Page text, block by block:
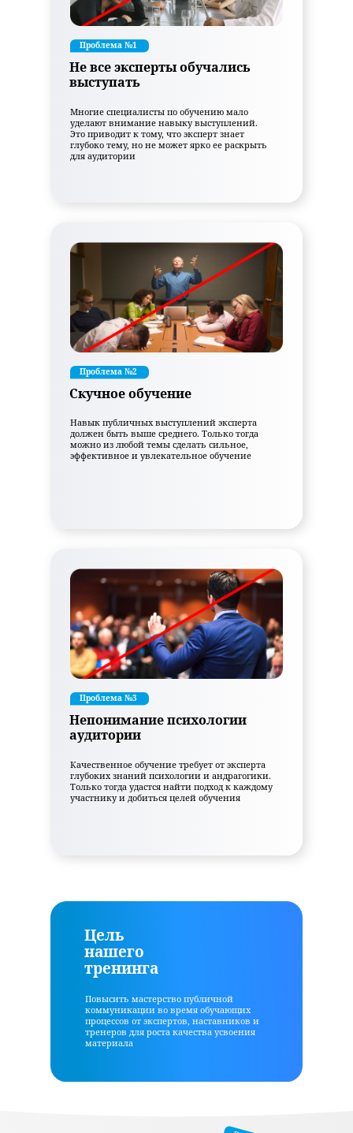
Проблема №1
Не все эксперты обучались
выступать
Многие специалисты по обучению мало
уделают внимание навыку выступлений.
Это приводит к тому, что эксперт знает
глубоко тему, но не может ярко ее раскрыть
для аудитории
Проблема №2
Скучное обучение
Навык публичных выступлений эксперта
должен быть выше среднего. Только тогда
можно из любой темы сделать сильное,
эффективное и увлекательное обучение
Проблема №3
Непонимание психологии
аудитории
Качественное обучение требует от эксперта
глубоких знаний психологии и андрагогики.
Только тогда удастся найти подход к каждому
участнику и добиться целей обучения
Цель
нашего
тренинга
Повысить мастерство публичной
коммуникации во время обучающих
процессов от экспертов, наставников и
тренеров для роста качества усвоения
материала